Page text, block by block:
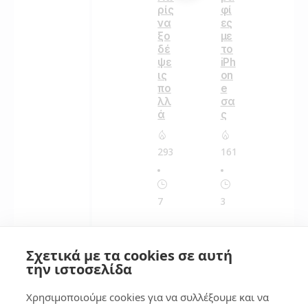
ρίς
να
ξο
δέ
ψε
ις
πο
λλ
ά
293
7
ες
op
φί
ες
με
το
iPh
on
e
σα
ς
161
3
Σχετικά με τα cookies σε αυτή
την ιστοσελίδα
Χρησιμοποιούμε cookies για να συλλέξουμε και να